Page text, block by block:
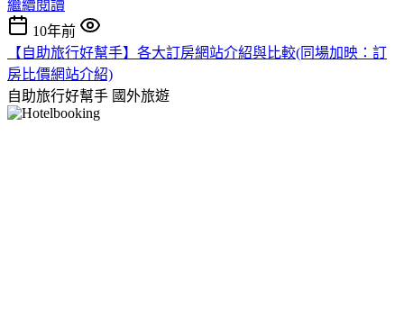
繼續閱讀
10年前
【自助旅行好幫手】各大訂房網站介紹與比較(同場加映：訂
房比價網站介紹)
自助旅行好幫手 國外旅遊